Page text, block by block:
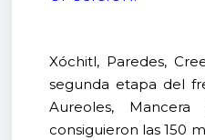
Xóchitl, Paredes,
segunda etapa del
Aureoles,
consiguieron las 150